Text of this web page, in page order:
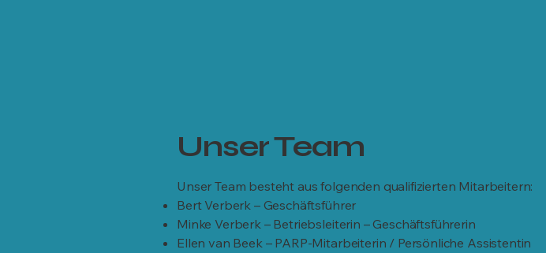
Unser Team
Unser Team besteht aus folgenden qualifizierten Mitarbeitern:
Bert Verberk – Geschäftsführer
Minke Verberk – Betriebsleiterin – Geschäftsführerin
Ellen van Beek – PARP-Mitarbeiterin / Persönliche Assistentin